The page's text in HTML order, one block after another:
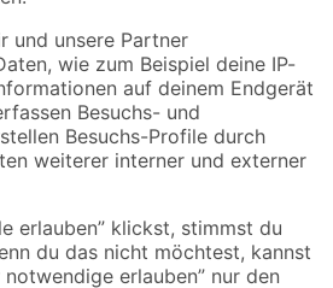
Versandarten